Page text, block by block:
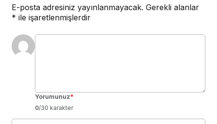
E-posta adresiniz yayınlanmayacak. Gerekli alanlar
* ile işaretlenmişlerdir
Yorumunuz*
0/30 karakter